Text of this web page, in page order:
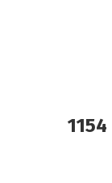
1154